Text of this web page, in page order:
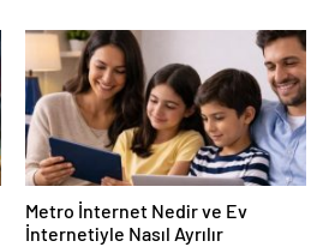
Metro İnternet Nedir ve Ev
İnternetiyle Nasıl Ayrılır